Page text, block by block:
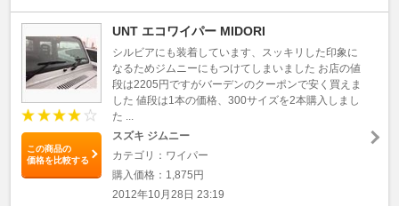
この商品の
価格を比較する
UNT エコワイパー MIDORI
シルビアにも装着しています、スッキリした印象に
なるためジムニーにもつけてしまいました お店の値
段は2205円ですがバーデンのクーポンで安く買えま
した 値段は1本の価格、300サイズを2本購入しまし
た ...
スズキ ジムニー
カテゴリ：ワイパー
購入価格：1,875円
2012年10月28日 23:19